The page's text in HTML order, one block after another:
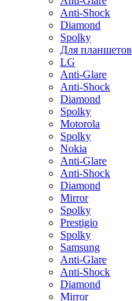
Anti-Shock
Diamond
Spolky
Для планшетов
LG
Anti-Glare
Anti-Shock
Diamond
Spolky
Motorola
Spolky
Nokia
Anti-Glare
Anti-Shock
Diamond
Mirror
Spolky
Prestigio
Spolky
Samsung
Anti-Glare
Anti-Shock
Diamond
Mirror